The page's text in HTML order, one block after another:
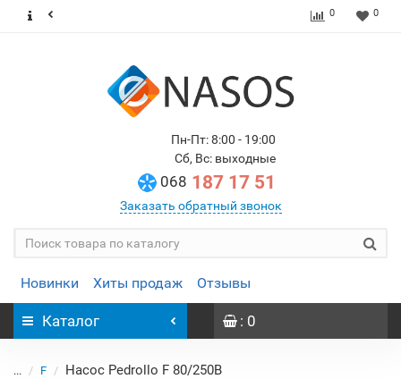
0 0
Пн-Пт: 8:00 - 19:00
Сб, Вс: выходные
068 187 17 51
Заказать обратный звонок
Новинки Хиты продаж Отзывы
Каталог : 0
... F Насос Pedrollo F 80/250B